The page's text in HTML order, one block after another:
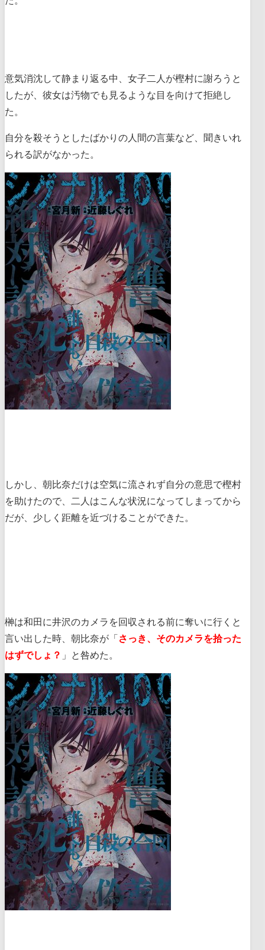
意気消沈して静まり返る中、女子二人が樫村に謝ろうと
したが、彼女は汚物でも見るような目を向けて拒絶し
た。
自分を殺そうとしたばかりの人間の言葉など、聞きいれ
られる訳がなかった。
しかし、朝比奈だけは空気に流されず自分の意思で樫村
を助けたので、二人はこんな状況になってしまってから
だが、少しく距離を近づけることができた。
榊は和田に井沢のカメラを回収される前に奪いに行くと
言い出した時、朝比奈が「 さっき、そのカメラを拾った
はずでしょ？ 」と咎めた。